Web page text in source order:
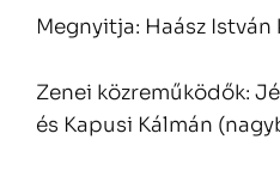
Megnyitja: Haász István
Zenei közreműködők:
és Kapusi Kálmán